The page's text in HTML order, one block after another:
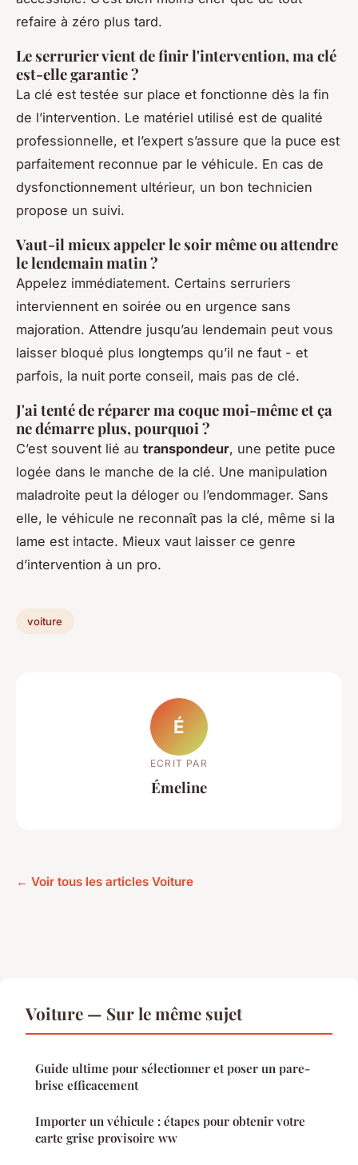
refaire à zéro plus tard.
Le serrurier vient de finir l'intervention, ma clé
est-elle garantie ?
La clé est testée sur place et fonctionne dès la fin
de l’intervention. Le matériel utilisé est de qualité
professionnelle, et l’expert s’assure que la puce est
parfaitement reconnue par le véhicule. En cas de
dysfonctionnement ultérieur, un bon technicien
propose un suivi.
Vaut-il mieux appeler le soir même ou attendre
le lendemain matin ?
Appelez immédiatement. Certains serruriers
interviennent en soirée ou en urgence sans
majoration. Attendre jusqu’au lendemain peut vous
laisser bloqué plus longtemps qu’il ne faut - et
parfois, la nuit porte conseil, mais pas de clé.
J'ai tenté de réparer ma coque moi-même et ça
ne démarre plus, pourquoi ?
C’est souvent lié au transpondeur, une petite puce
logée dans le manche de la clé. Une manipulation
maladroite peut la déloger ou l’endommager. Sans
elle, le véhicule ne reconnaît pas la clé, même si la
lame est intacte. Mieux vaut laisser ce genre
d’intervention à un pro.
voiture
É
ECRIT PAR
Émeline
← Voir tous les articles Voiture
Voiture — Sur le même sujet
Guide ultime pour sélectionner et poser un pare-
brise efficacement
Importer un véhicule : étapes pour obtenir votre
carte grise provisoire ww